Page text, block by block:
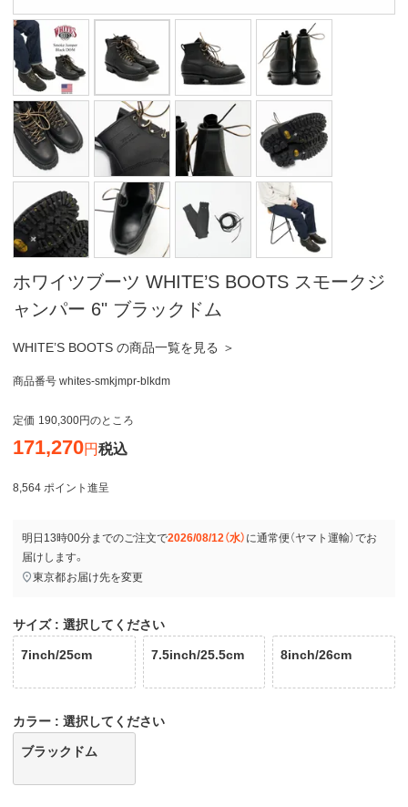
ホワイツブーツ WHITE’S BOOTS スモークジ
ャンパー 6" ブラックドム
WHITE’S BOOTS の商品一覧を見る ＞
商品番号 whites-smkjmpr-blkdm
定価 190,300 のところ
171,270 税込
8,564 ポイント進呈
明日 13時00分までのご注文で2026/08/12（水） に通常便（ヤマト運輸）でお
届けします。
東京都お届け先を変更
サイズ 選択してください
7inch/25cm 7.5inch/25.5cm 8inch/26cm
カラー 選択してください
ブラックドム